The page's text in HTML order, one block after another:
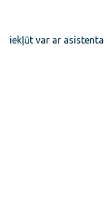
iekļūt var ar asistenta